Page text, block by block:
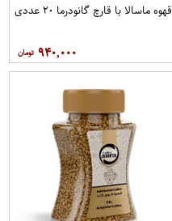
قهوه ماسالا با قارچ گانودرما ۲۰ عددی
۹۴۰,۰۰۰